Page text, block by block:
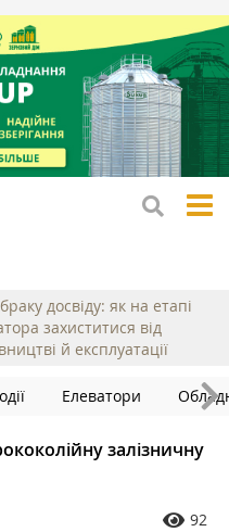
досвіду: як на етапі
захиститися від
й експлуатації
Елеватори
залізничну
92